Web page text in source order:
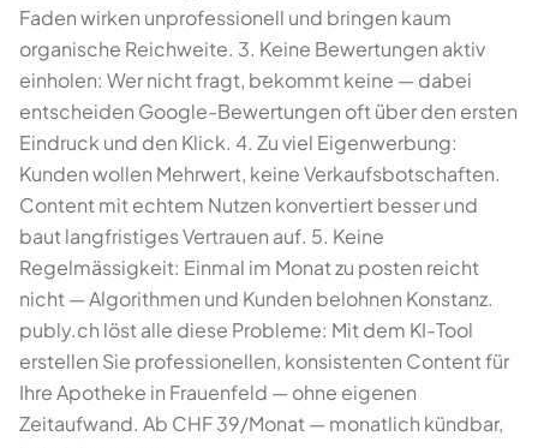
Faden wirken unprofessionell und bringen kaum
organische Reichweite. 3. Keine Bewertungen aktiv
einholen: Wer nicht fragt, bekommt keine — dabei
entscheiden Google-Bewertungen oft über den ersten
Eindruck und den Klick. 4. Zu viel Eigenwerbung:
Kunden wollen Mehrwert, keine Verkaufsbotschaften.
Content mit echtem Nutzen konvertiert besser und
baut langfristiges Vertrauen auf. 5. Keine
Regelmässigkeit: Einmal im Monat zu posten reicht
nicht — Algorithmen und Kunden belohnen Konstanz.
publy.ch löst alle diese Probleme: Mit dem KI-Tool
erstellen Sie professionellen, konsistenten Content für
Ihre Apotheke in Frauenfeld — ohne eigenen
Zeitaufwand. Ab CHF 39/Monat — monatlich kündbar,